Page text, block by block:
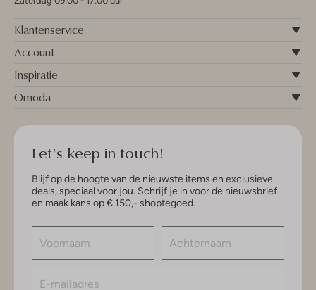
Klantenservice
Account
Inspiratie
Omoda
Let's keep in touch!
Blijf op de hoogte van de nieuwste items en exclusieve
deals, speciaal voor jou. Schrijf je in voor de nieuwsbrief
en maak kans op € 150,- shoptegoed.